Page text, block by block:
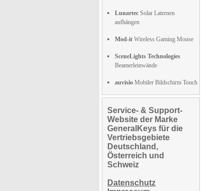
Lunartec Solar Laternen
aufhängen
Mod-it Wireless Gaming Mouse
SceneLights Technologies
Beamerleinwände
auvisio Mobiler Bildschirm Touch
Service- & Support-
Website der Marke
GeneralKeys für die
Vertriebsgebiete
Deutschland,
Österreich und
Schweiz
Datenschutz